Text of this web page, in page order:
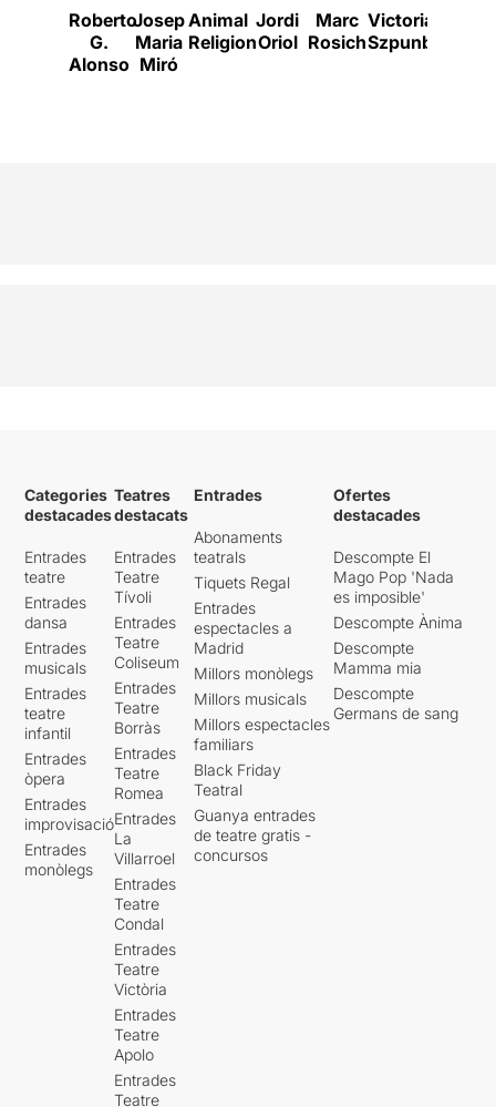
Roberto
G.
Alonso
Josep
Maria
Miró
Animal
Religion
Jordi
Oriol
Marc
Rosich
Victoria
Szpunberg
Categories
destacades
Entrades
teatre
Entrades
dansa
Entrades
musicals
Entrades
teatre
infantil
Entrades
òpera
Entrades
improvisació
Entrades
monòlegs
Teatres
destacats
Entrades
Teatre
Tívoli
Entrades
Teatre
Coliseum
Entrades
Teatre
Borràs
Entrades
Teatre
Romea
Entrades
La
Villarroel
Entrades
Teatre
Condal
Entrades
Teatre
Victòria
Entrades
Teatre
Apolo
Entrades
Teatre
Entrades
Abonaments
teatrals
Tiquets Regal
Entrades
espectacles a
Madrid
Millors monòlegs
Millors musicals
Millors espectacles
familiars
Black Friday
Teatral
Guanya entrades
de teatre gratis -
concursos
Ofertes
destacades
Descompte El
Mago Pop 'Nada
es imposible'
Descompte Ànima
Descompte
Mamma mia
Descompte
Germans de sang